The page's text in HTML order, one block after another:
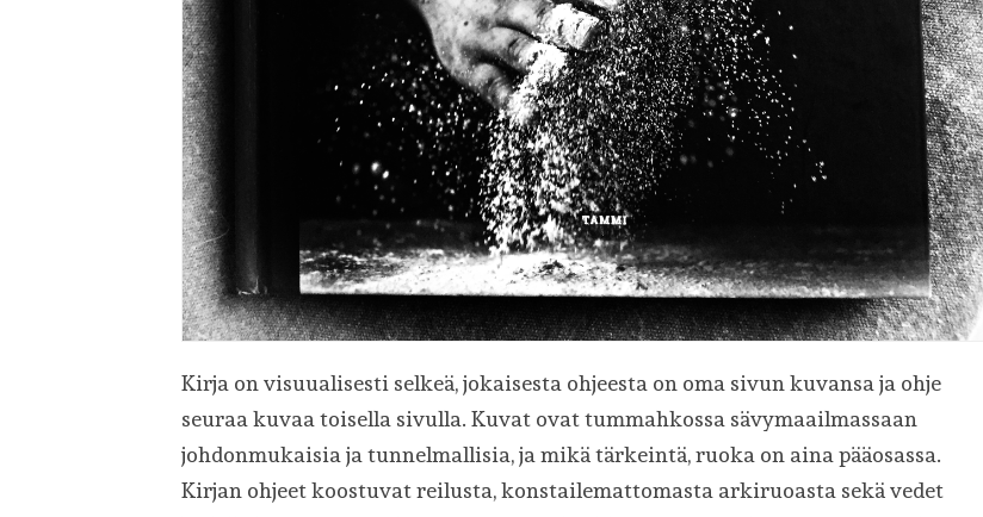
Kirja on visuualisesti selkeä, jokaisesta ohjeesta on oma sivun kuvansa ja ohje
seuraa kuvaa toisella sivulla. Kuvat ovat tummahkossa sävymaailmassaan
johdonmukaisia ja tunnelmallisia, ja mikä tärkeintä, ruoka on aina pääosassa.
Kirjan ohjeet koostuvat reilusta, konstailemattomasta arkiruoasta sekä vedet